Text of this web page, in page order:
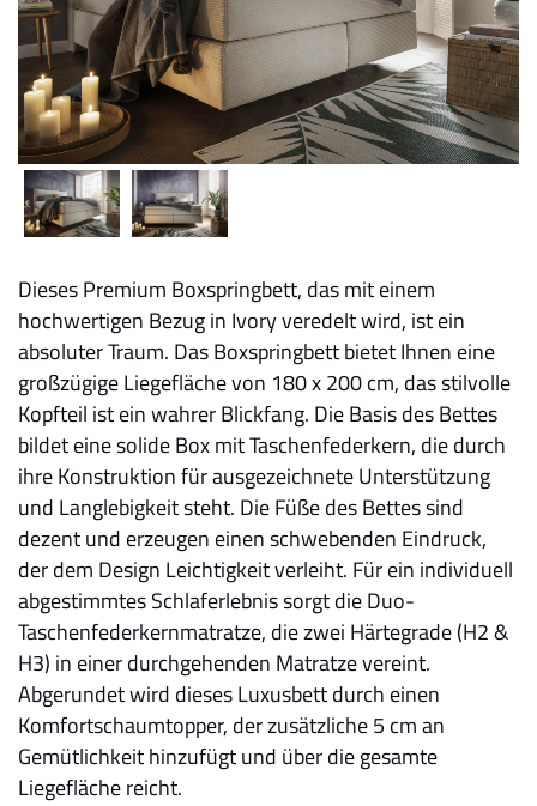
Dieses Premium Boxspringbett, das mit einem
hochwertigen Bezug in Ivory veredelt wird, ist ein
absoluter Traum. Das Boxspringbett bietet Ihnen eine
großzügige Liegefläche von 180 x 200 cm, das stilvolle
Kopfteil ist ein wahrer Blickfang. Die Basis des Bettes
bildet eine solide Box mit Taschenfederkern, die durch
ihre Konstruktion für ausgezeichnete Unterstützung
und Langlebigkeit steht. Die Füße des Bettes sind
dezent und erzeugen einen schwebenden Eindruck,
der dem Design Leichtigkeit verleiht. Für ein individuell
abgestimmtes Schlaferlebnis sorgt die Duo-
Taschenfederkernmatratze, die zwei Härtegrade (H2 &
H3) in einer durchgehenden Matratze vereint.
Abgerundet wird dieses Luxusbett durch einen
Komfortschaumtopper, der zusätzliche 5 cm an
Gemütlichkeit hinzufügt und über die gesamte
Liegefläche reicht.